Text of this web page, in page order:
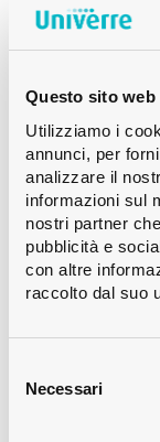
Questo sito
Utilizziamo i
annunci, per
analizzare il
informazioni sul
nostri partner
pubblicità e
con altre
raccolto dal suo
delNecessari
bianco sono
dei vostri
Apertura
Colore
Capacità
Peso
Altezza